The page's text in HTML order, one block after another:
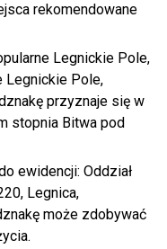
rekomendowane
Legnickie Pole,
Legnickie Pole,
przyznaje się w
stopnia Bitwa pod
ewidencji: Oddział
Legnica,
może zdobywać